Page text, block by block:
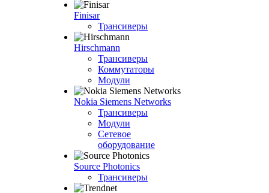
Finisar
Трансиверы
Hirschmann
Трансиверы
Коммутаторы
Модули
Nokia Siemens Networks
Трансиверы
Модули
Сетевое
оборудование
Source Photonics
Трансиверы